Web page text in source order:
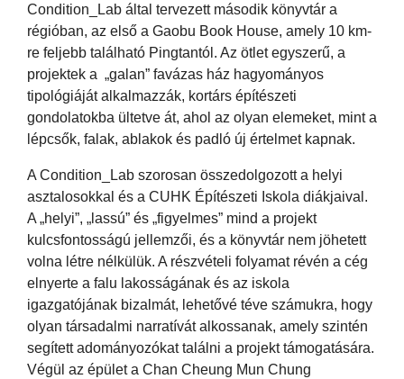
Condition_Lab által tervezett második könyvtár a
régióban, az első a Gaobu Book House, amely 10 km-
re feljebb található Pingtantól. Az ötlet egyszerű, a
projektek a „galan” favázas ház hagyományos
tipológiáját alkalmazzák, kortárs építészeti
gondolatokba ültetve át, ahol az olyan elemeket, mint a
lépcsők, falak, ablakok és padló új értelmet kapnak.
A Condition_Lab szorosan összedolgozott a helyi
asztalosokkal és a CUHK Építészeti Iskola diákjaival.
A „helyi”, „lassú” és „figyelmes” mind a projekt
kulcsfontosságú jellemzői, és a könyvtár nem jöhetett
volna létre nélkülük. A részvételi folyamat révén a cég
elnyerte a falu lakosságának és az iskola
igazgatójának bizalmát, lehetővé téve számukra, hogy
olyan társadalmi narratívát alkossanak, amely szintén
segített adományozókat találni a projekt támogatására.
Végül az épület a Chan Cheung Mun Chung